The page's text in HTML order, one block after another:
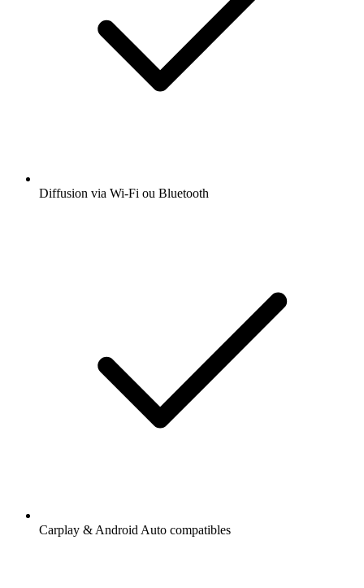
Diffusion via Wi-Fi ou Bluetooth
Carplay & Android Auto compatibles